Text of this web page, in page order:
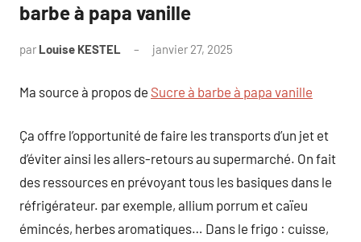
barbe à papa vanille
par Louise KESTEL janvier 27, 2025
Ma source à propos de Sucre à barbe à papa vanille
Ça offre l’opportunité de faire les transports d’un jet et
d’éviter ainsi les allers-retours au supermarché. On fait
des ressources en prévoyant tous les basiques dans le
réfrigérateur. par exemple, allium porrum et caïeu
émincés, herbes aromatiques… Dans le frigo : cuisse,